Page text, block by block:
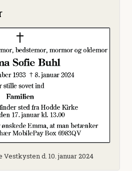
d. 10. januar 2024